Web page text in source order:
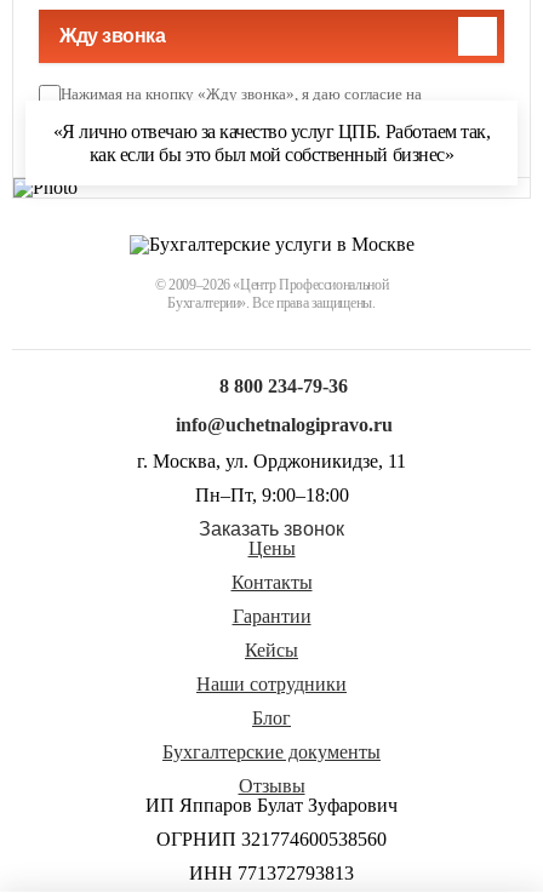
Жду звонка
Нажимая на кнопку «Жду звонка», я даю согласие на
политикой обработки персональных данных
«Я лично отвечаю за качество услуг ЦПБ. Работаем так,
как если бы это был мой собственный бизнес»
© 2009–2026 «Центр Профессиональной
Бухгалтерии». Все права защищены.
Цены
Контакты
Гарантии
Кейсы
Наши сотрудники
Блог
Бухгалтерские документы
Отзывы
ИП Яппаров Булат Зуфарович
ОГРНИП 321774600538560
ИНН 771372793813
8 800 234-79-36
info@uchetnalogipravo.ru
г. Москва, ул. Орджоникидзе, 11
Пн–Пт, 9:00–18:00
Заказать звонок